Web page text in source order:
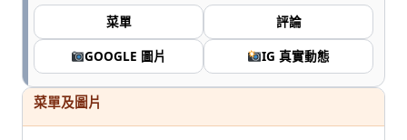
一
起
輕
鬆
愛
七
菜單
評論
GOOGLE 圖片
IG 真實動態
菜單及圖片